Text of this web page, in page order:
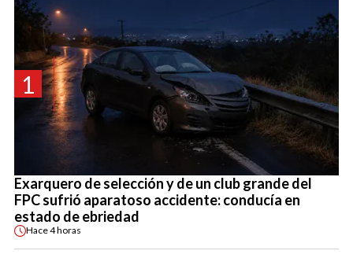
1
Exarquero de selección y de un club grande del
FPC sufrió aparatoso accidente: conducía en
estado de ebriedad
Hace4 horas